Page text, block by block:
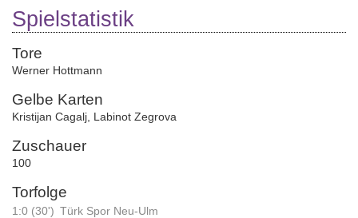
Spielstatistik
Tore
Werner Hottmann
Gelbe Karten
Kristijan Cagalj Labinot Zegrova
Zuschauer
100
Torfolge
1:0 (30') Türk Spor Neu-Ulm